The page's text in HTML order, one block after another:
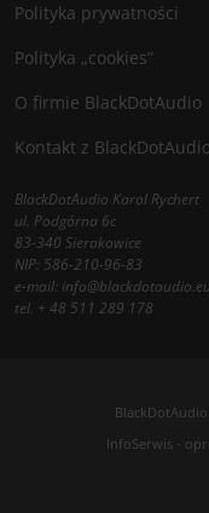
Polityka prywatności
Polityka „cookies”
O firmie BlackDotAudio
Kontakt z
BlackDotAudio Karol Rychert
ul. Podgórna 6c
83-340 Sierakowice
NIP: 586-210-96-83
e-mail:info@blackdotaudio.eu
tel. + 48 511 289 178
InfoSerwis-